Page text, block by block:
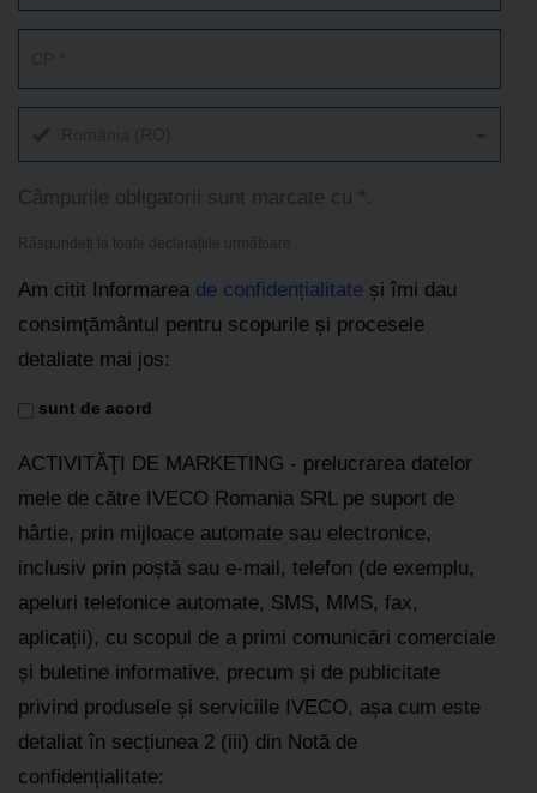
Câmpurile obligatorii sunt marcate cu *.
Răspundeți la toate declarațiile următoare
Am citit Informarea de confidențialitate și îmi dau
consimțământul pentru scopurile și procesele
detaliate mai jos:
sunt de acord
ACTIVITĂŢI DE MARKETING - prelucrarea datelor
mele de către IVECO Romania SRL pe suport de
hârtie, prin mijloace automate sau electronice,
inclusiv prin poștă sau e-mail, telefon (de exemplu,
apeluri telefonice automate, SMS, MMS, fax,
aplicații), cu scopul de a primi comunicări comerciale
și buletine informative, precum și de publicitate
privind produsele și serviciile IVECO, așa cum este
detaliat în secțiunea 2 (iii) din Notă de
confidențialitate: